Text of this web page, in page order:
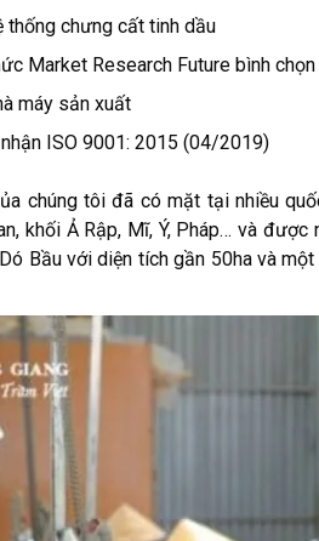
thống chưng cất tinh dầu
Market Research Future bình
máy sản xuất
ISO 9001: 2015 (04/2019)
chúng tôi đã có mặt tại nhiều
khối Ả Rập, Mĩ, Ý, Pháp… và
Bầu với diện tích gần 50ha và